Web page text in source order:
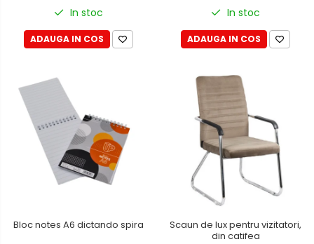
In stoc
ADAUGA IN COS
In stoc
ADAUGA IN COS
Bloc notes A6 dictando spira
Scaun de lux pentru vizitatori,
din catifea